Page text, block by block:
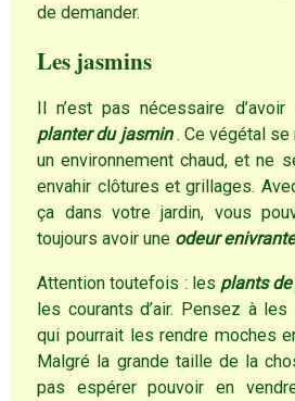
de demander.
Les jasmins
Il n’est pas nécessaire
planter du jasmin. Ce végétal se
un environnement chaud, et ne
envahir clôtures et grillages.
ça dans votre jardin, vous
toujours avoir une odeur
Attention toutefois : les plants
les courants d’air. Pensez à
qui pourrait les rendre moches
Malgré la grande taille de la
pas espérer pouvoir en